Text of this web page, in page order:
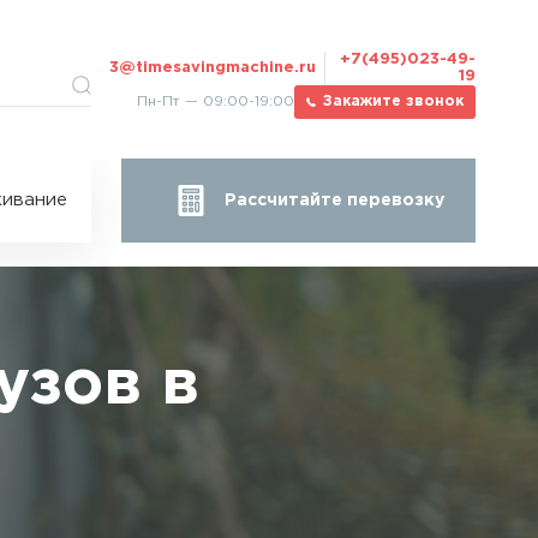
3@timesavingmachine.ru
+7(495)023-49-
19
Пн-Пт — 09:00-19:00
Закажите звонок
Рассчитайте перевозку
в